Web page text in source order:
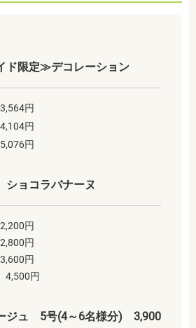
ド限定≫デコレーション
円
円
円
ョコラバナーヌ
円
円
円
円
ジュ 5号(4～6名様分) 3,900